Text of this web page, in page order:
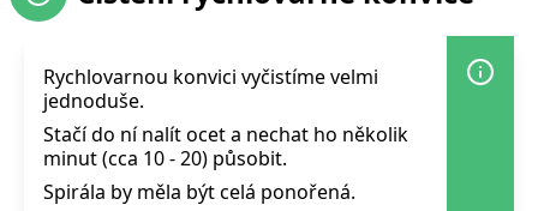
Rychlovarnou konvici vyčistíme velmi
jednoduše.
Stačí do ní nalít ocet a nechat ho několik
minut (cca 10 - 20) působit.
Spirála by měla být celá ponořená.